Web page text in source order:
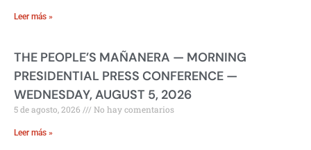
Leer más »
THE PEOPLE’S MAÑANERA — MORNING
PRESIDENTIAL PRESS CONFERENCE —
WEDNESDAY, AUGUST 5, 2026
5 de agosto, 2026 No hay comentarios
Leer más »